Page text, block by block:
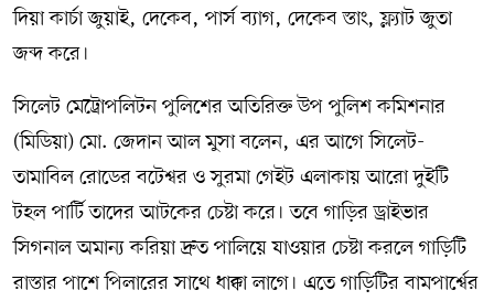
দিয়া কার্চা জুয়াই, দেকেব, পার্স ব্যাগ, দেকেব স্তাং, ফ্ল্যাট জুতা
জব্দ করে।
সিলেট মেট্রোপলিটন পুলিশের অতিরিক্ত উপ পুলিশ কমিশনার
(মিডিয়া) মো. জেদান আল মুসা বলেন, এর আগে সিলেট-
তামাবিল রোডের বটেশ্বর ও সুরমা গেইট এলাকায় আরো দুইটি
টহল পার্টি তাদের আটকের চেষ্টা করে। তবে গাড়ির ড্রাইভার
সিগনাল অমান্য করিয়া দ্রুত পালিয়ে যাওয়ার চেষ্টা করলে গাড়িটি
রাস্তার পাশে পিলারের সাথে ধাক্কা লাগে। এতে গাড়িটির বামপার্শ্বের